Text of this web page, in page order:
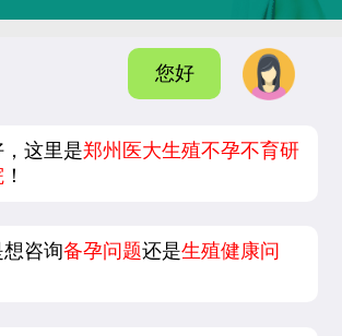
您好
，这里是郑州医大生殖不孕不育研
！
想咨询备孕问题还是生殖健康问